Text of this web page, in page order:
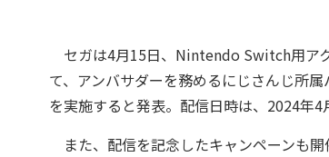
セガは4月15日、Nintendo Switch用ア
て、アンバサダーを務めるにじさんじ所
を実施すると発表。配信日時は、2024年4
また、配信を記念したキャンペーンも開